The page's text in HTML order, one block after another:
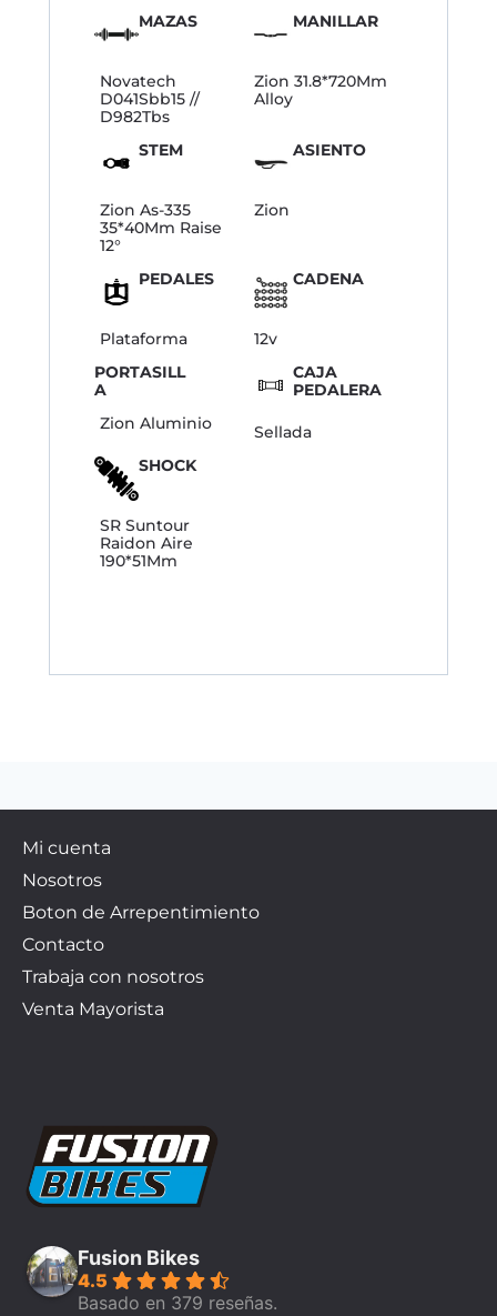
MAZAS
Novatech
D041Sbb15 //
D982Tbs
MANILLAR
Zion 31.8*720Mm
Alloy
STEM
Zion As-335
35*40Mm Raise
12°
ASIENTO
Zion
PEDALES
Plataforma
CADENA
12v
PORTASILL
A
Zion Aluminio
CAJA
PEDALERA
Sellada
SHOCK
SR Suntour
Raidon Aire
190*51Mm
Mi cuenta
Nosotros
Boton de Arrepentimiento
Contacto
Trabaja con nosotros
Venta Mayorista
Fusion Bikes
4.5
Basado en 379 reseñas.